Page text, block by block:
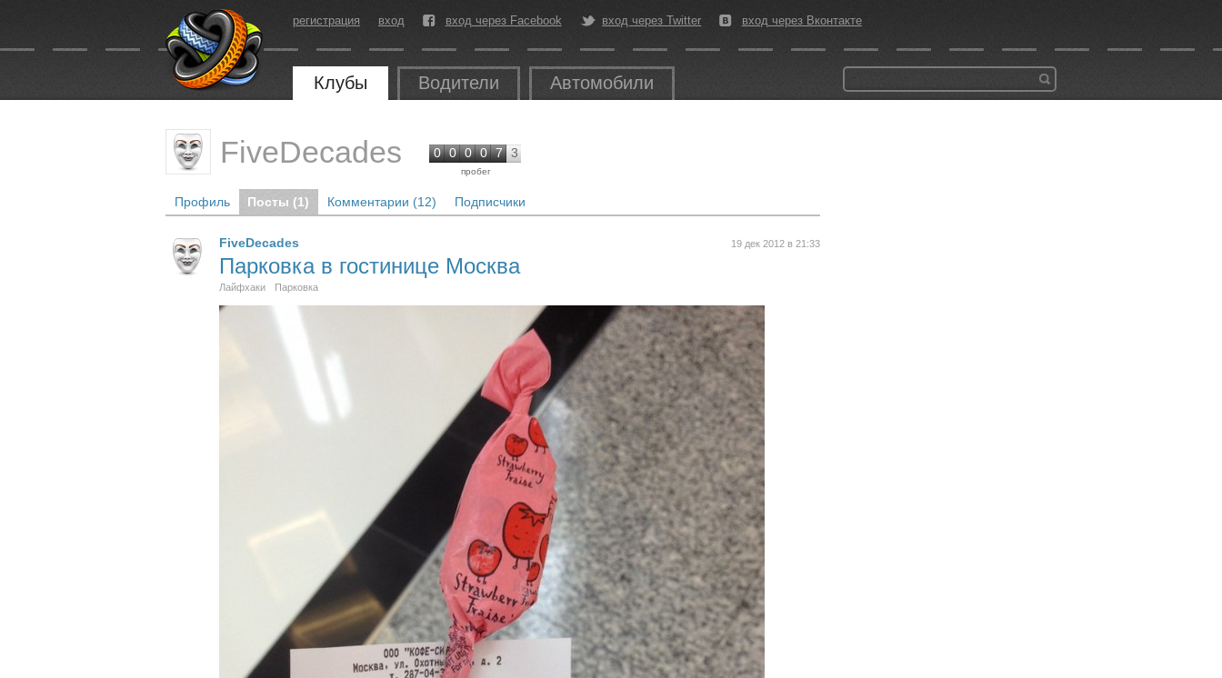
регистрация вход вход через Facebook вход через Twitter вход через Вконтакте
Клубы Водители Автомобили
FiveDecades 0 0 0 0 7 3
пробег
Профиль Посты (1) Комментарии (12) Подписчики
19 дек 2012 в 21:33
FiveDecades
Парковка в гостинице Москва
Лайфхаки Парковка